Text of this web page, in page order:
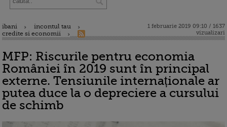
ibani
incontul tau
credite si economii
1 februarie 2019 09:10 / 1637
vizualizari
MFP: Riscurile pentru economia
României în 2019 sunt în principal
externe. Tensiunile internaționale ar
putea duce la o depreciere a cursului
de schimb